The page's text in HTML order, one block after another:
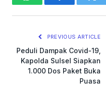
WhatsAppFacebook
PREVIOUS ARTICLE
Peduli Dampak Covid-19,
Kapolda Sulsel Siapkan
1.000 Dos Paket Buka
Puasa